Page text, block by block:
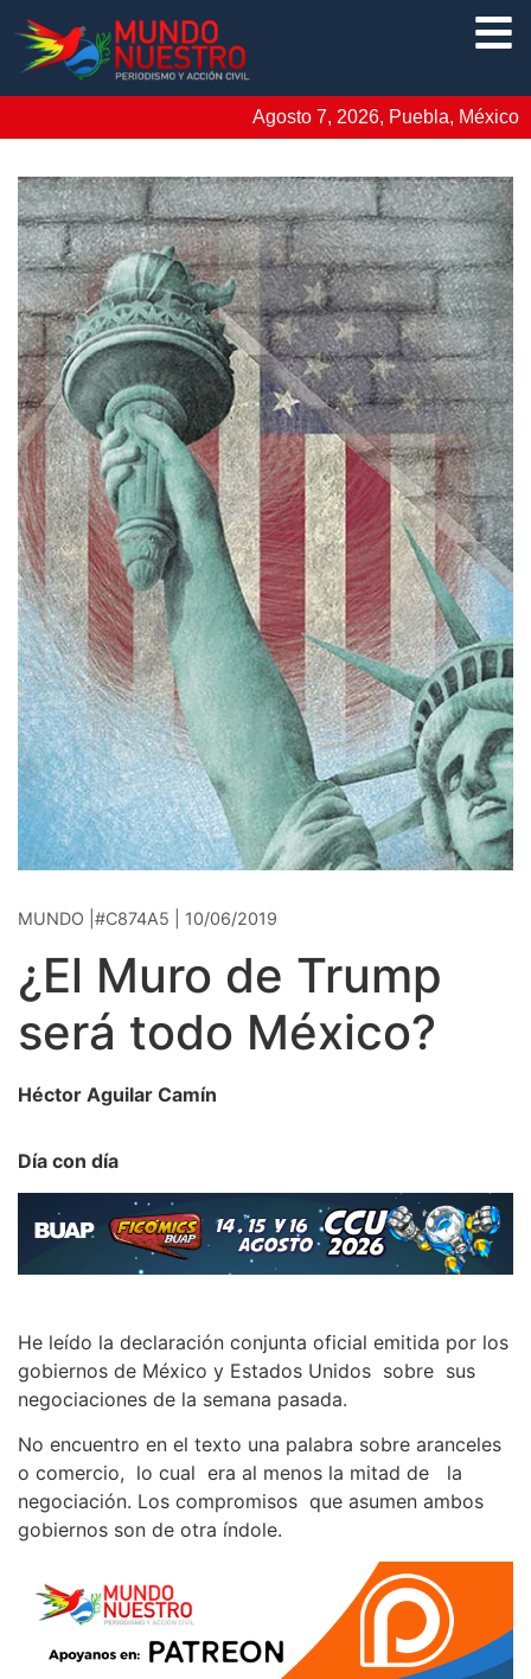
Agosto 7, 2026, Puebla, México
MUNDO |#C874A5 | 10/06/2019
¿El Muro de Trump
será todo México?
Héctor Aguilar Camín
Día con día
He leído la declaración conjunta oficial emitida por los
gobiernos de México y Estados Unidos sobre sus
negociaciones de la semana pasada.
No encuentro en el texto una palabra sobre aranceles
o comercio, lo cual era al menos la mitad de la
negociación. Los compromisos que asumen ambos
gobiernos son de otra índole.